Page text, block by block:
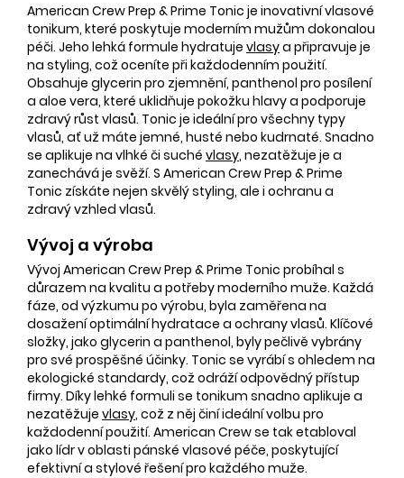
American Crew Prep & Prime Tonic je inovativní vlasové
tonikum, které poskytuje moderním mužům dokonalou
péči. Jeho lehká formule hydratuje vlasya připravuje je
na styling, což oceníte při každodenním použití.
Obsahuje glycerin pro zjemnění, panthenol pro posílení
a aloe vera, které uklidňuje pokožku hlavy a podporuje
zdravý růst vlasů. Tonic je ideální pro všechny typy
vlasů, ať už máte jemné, husté nebo kudrnaté. Snadno
se aplikuje na vlhké či suché vlasy, nezatěžuje je a
zanechává je svěží. S American Crew Prep & Prime
Tonic získáte nejen skvělý styling, ale i ochranu a
zdravý vzhled vlasů.
Vývoj a výroba
Vývoj American Crew Prep & Prime Tonic probíhal s
důrazem na kvalitu a potřeby moderního muže. Každá
fáze, od výzkumu po výrobu, byla zaměřena na
dosažení optimální hydratace a ochrany vlasů. Klíčové
složky, jako glycerin a panthenol, byly pečlivě vybrány
pro své prospěšné účinky. Tonic se vyrábí s ohledem na
ekologické standardy, což odráží odpovědný přístup
firmy. Díky lehké formuli se tonikum snadno aplikuje a
nezatěžuje vlasy, což z něj činí ideální volbu pro
každodenní použití. American Crew se tak etabloval
jako lídr v oblasti pánské vlasové péče, poskytující
efektivní a stylové řešení pro každého muže.